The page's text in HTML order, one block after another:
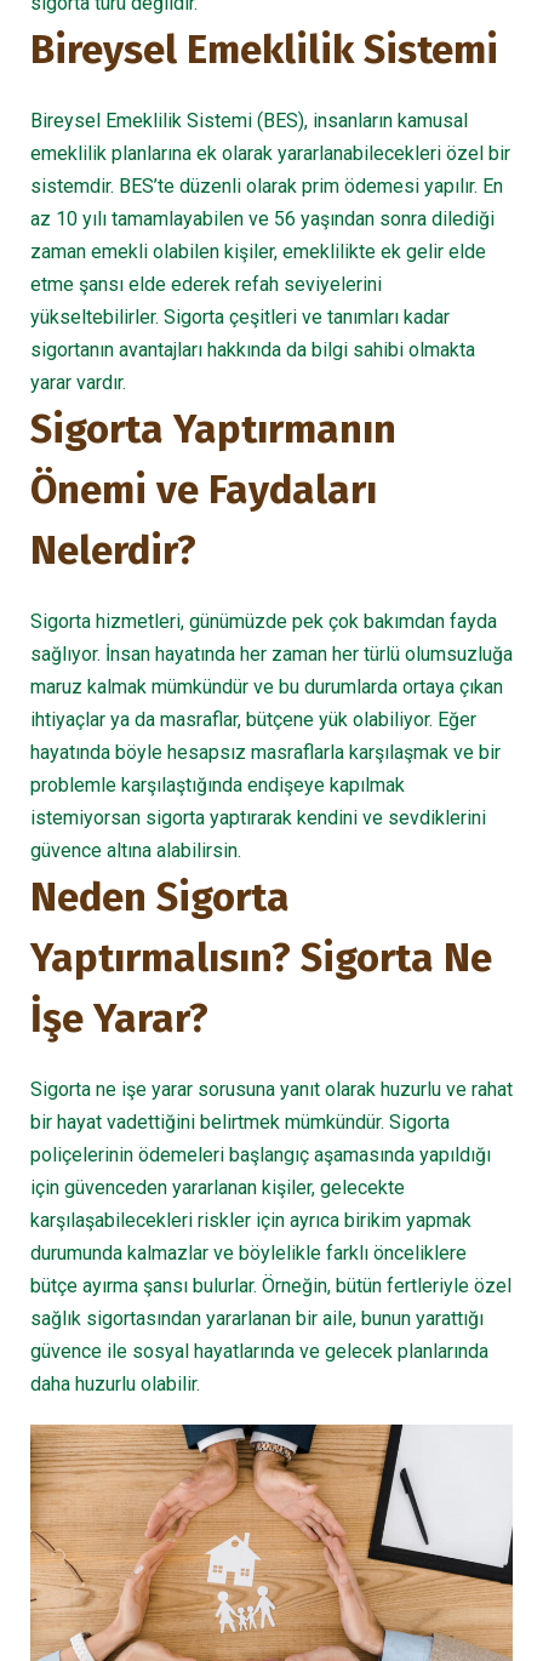
Bireysel Emeklilik Sistemi
Bireysel Emeklilik Sistemi (BES), insanların kamusal
emeklilik planlarına ek olarak yararlanabilecekleri özel bir
sistemdir. BES’te düzenli olarak prim ödemesi yapılır. En
az 10 yılı tamamlayabilen ve 56 yaşından sonra dilediği
zaman emekli olabilen kişiler, emeklilikte ek gelir elde
etme şansı elde ederek refah seviyelerini
yükseltebilirler. Sigorta çeşitleri ve tanımları kadar
sigortanın avantajları hakkında da bilgi sahibi olmakta
yarar vardır.
Sigorta Yaptırmanın
Önemi ve Faydaları
Nelerdir?
Sigorta hizmetleri, günümüzde pek çok bakımdan fayda
sağlıyor. İnsan hayatında her zaman her türlü olumsuzluğa
maruz kalmak mümkündür ve bu durumlarda ortaya çıkan
ihtiyaçlar ya da masraflar, bütçene yük olabiliyor. Eğer
hayatında böyle hesapsız masraflarla karşılaşmak ve bir
problemle karşılaştığında endişeye kapılmak
istemiyorsan sigorta yaptırarak kendini ve sevdiklerini
güvence altına alabilirsin.
Neden Sigorta
Yaptırmalısın? Sigorta Ne
İşe Yarar?
Sigorta ne işe yarar sorusuna yanıt olarak huzurlu ve rahat
bir hayat vadettiğini belirtmek mümkündür. Sigorta
poliçelerinin ödemeleri başlangıç aşamasında yapıldığı
için güvenceden yararlanan kişiler, gelecekte
karşılaşabilecekleri riskler için ayrıca birikim yapmak
durumunda kalmazlar ve böylelikle farklı önceliklere
bütçe ayırma şansı bulurlar. Örneğin, bütün fertleriyle özel
sağlık sigortasından yararlanan bir aile, bunun yarattığı
güvence ile sosyal hayatlarında ve gelecek planlarında
daha huzurlu olabilir.